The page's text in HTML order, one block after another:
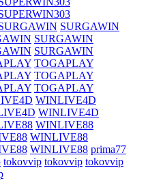
SURGAWIN
SURGAWIN
SURGAWIN
TOGAPLAY
TOGAPLAY
TOGAPLAY
WINLIVE4D
WINLIVE4D
WINLIVE88
WINLIVE88
WINLIVE88 prima77
tokovvip tokovvip tokovvip